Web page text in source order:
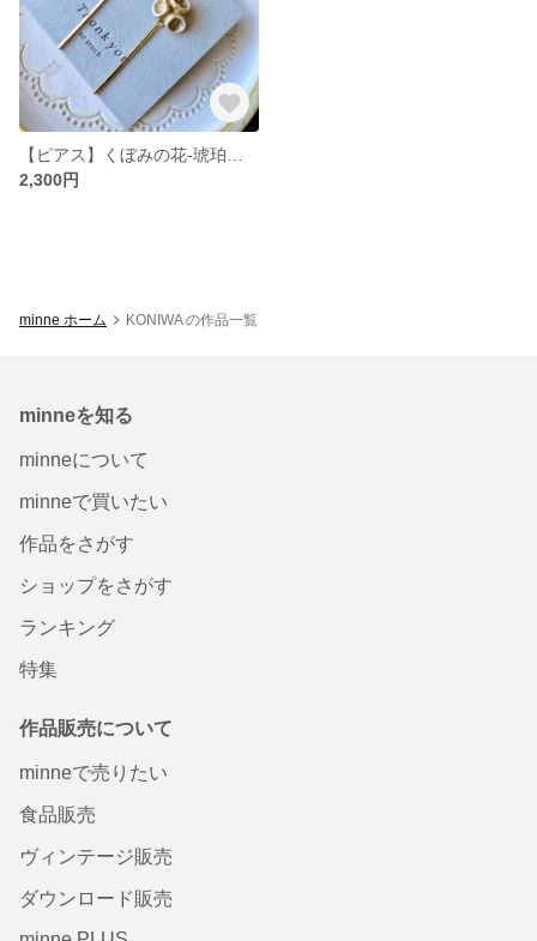
2,300円
minne ホーム KONIWA の作品一覧
minneを知る
minneについて
minneで買いたい
作品をさがす
ショップをさがす
ランキング
特集
作品販売について
minneで売りたい
食品販売
ヴィンテージ販売
ダウンロード販売